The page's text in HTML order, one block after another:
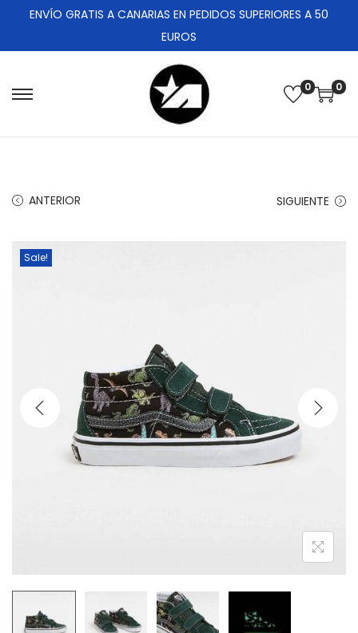
ENVÍO GRATIS A CANARIAS EN PEDIDOS SUPERIORES A 50
EUROS
0 0
ANTERIOR SIGUIENTE
Sale!